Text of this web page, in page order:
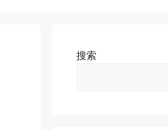
搜索